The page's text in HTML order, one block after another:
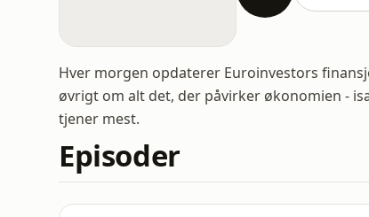
Hver morgen opdaterer Euroinvestors
øvrigt om alt det, der påvirker økonomien -
tjener mest.
Episoder